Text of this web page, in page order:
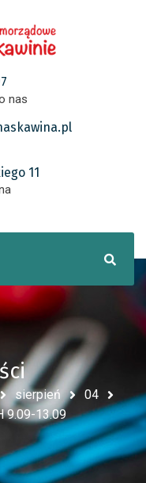
nas
11
sierpień
04
9.09-13.09